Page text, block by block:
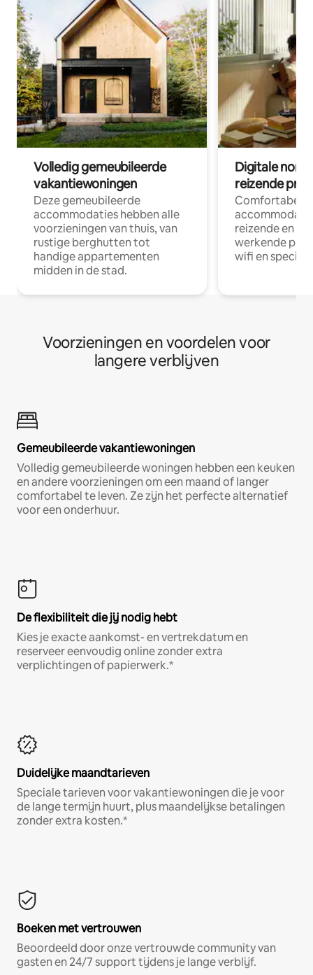
Volledig gemeubileerde
vakantiewoningen
Deze gemeubileerde
accommodaties hebben alle
voorzieningen van thuis, van
rustige berghutten tot
handige appartementen
midden in de stad.
Digitale
reizende
Comfortabele
reizende en
werkende
wifi en
Voorzieningen en voordelen voor
langere verblijven
Gemeubileerde vakantiewoningen
Volledig gemeubileerde woningen hebben een keuken
en andere voorzieningen om een maand of langer
comfortabel te leven. Ze zijn het perfecte alternatief
voor een onderhuur.
De flexibiliteit die jij nodig hebt
Kies je exacte aankomst- en vertrekdatum en
reserveer eenvoudig online zonder extra
verplichtingen of papierwerk.*
Duidelijke maandtarieven
Speciale tarieven voor vakantiewoningen die je voor
de lange termijn huurt, plus maandelijkse betalingen
zonder extra kosten.*
Boeken met vertrouwen
Beoordeeld door onze vertrouwde community van
gasten en 24/7 support tijdens je lange verblijf.